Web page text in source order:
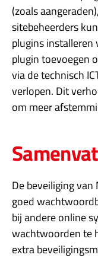
(zoals
sitebeheerders
plugins installeren
plugin toevoegen
via de technisch
verlopen. Dit
om meer
De beveiliging
goed
bij andere online
wachtwoorden te
extra